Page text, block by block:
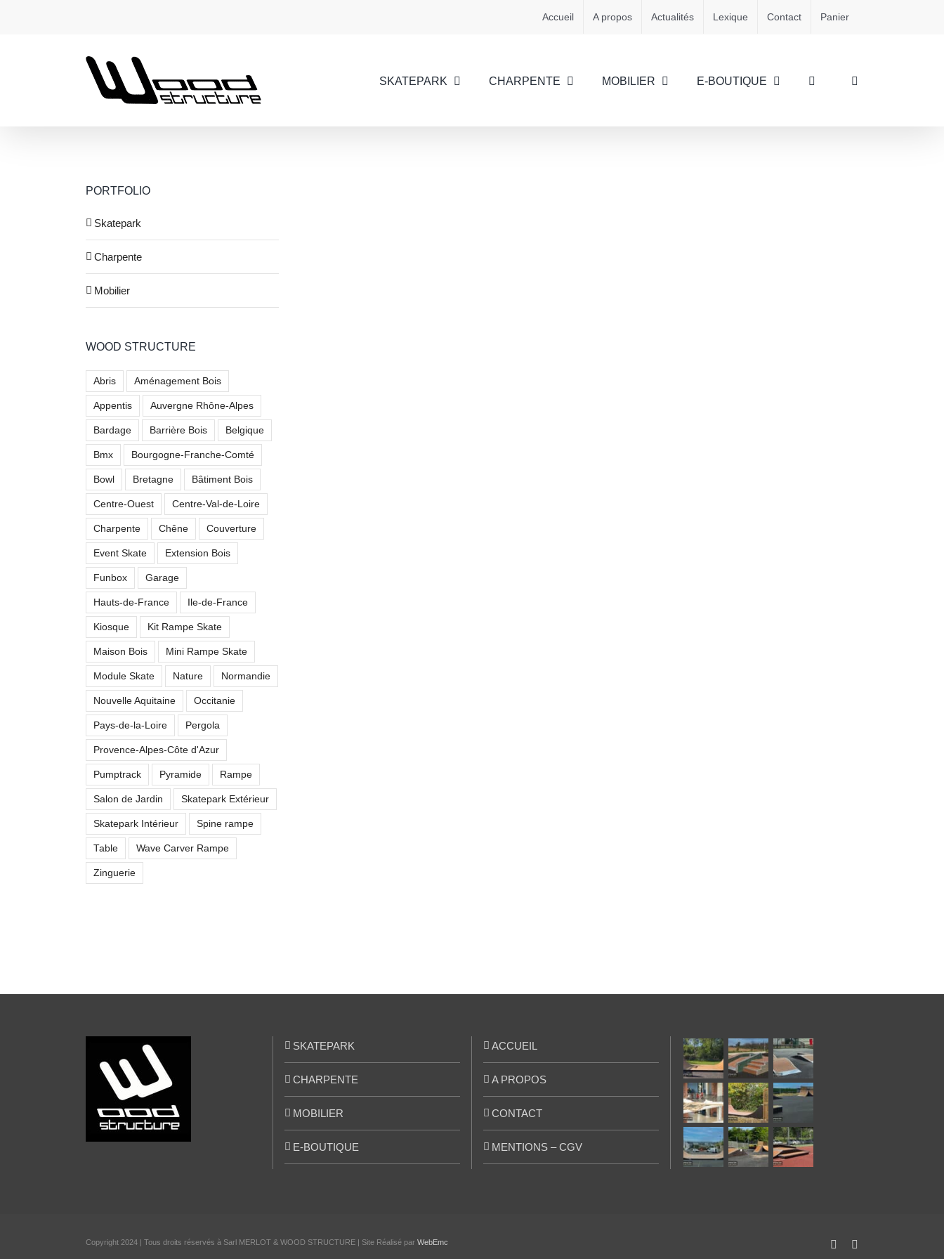
Accueil A propos Actualités Lexique Contact Panier
SKATEPARK CHARPENTE MOBILIER E-BOUTIQUE
Rampe Skatepark – Lyon – 69
Skatepark
PORTFOLIO
Skatepark
Charpente
Mobilier
WOOD STRUCTURE
Abris Aménagement Bois
Appentis Auvergne Rhône-Alpes
Bardage Barrière Bois Belgique
Bmx Bourgogne-Franche-Comté
Bowl Bretagne Bâtiment Bois
Centre-Ouest Centre-Val-de-Loire
Charpente Chêne Couverture
Event Skate Extension Bois
Funbox Garage
Hauts-de-France Ile-de-France
Kiosque Kit Rampe Skate
Maison Bois Mini Rampe Skate
Module Skate Nature Normandie
Nouvelle Aquitaine Occitanie
Pays-de-la-Loire Pergola
Provence-Alpes-Côte d'Azur
Pumptrack Pyramide Rampe
Salon de Jardin Skatepark Extérieur
Skatepark Intérieur Spine rampe
Table Wave Carver Rampe
Zinguerie
SKATEPARK
CHARPENTE
MOBILIER
E-BOUTIQUE
ACCUEIL
A PROPOS
CONTACT
MENTIONS – CGV
Copyright 2024 | Tous droits réservés à Sarl MERLOT & WOOD STRUCTURE | Site Réalisé par WebEmc Facebook